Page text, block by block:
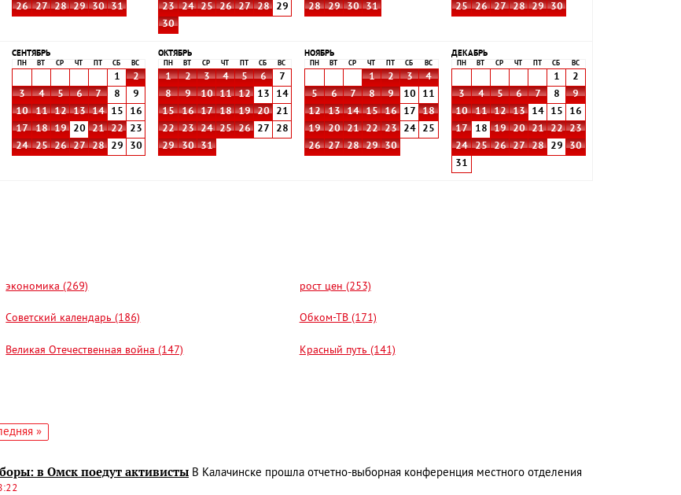
26
27 28 29 30 31
23
24 25 26 27 28
29
30
28
29 30 31
25
26 27 28 29 30
СЕНТЯБРЬ
ПН ВТ СР ЧТ СБ ВС
1
2
3
4 5 6 7 8
9
10
11 12 13 14 15
16
17
18 19 20 21 22
23
24
25 26 27 28 29 30
ОКТЯБРЬ
ПН ВТ СР ЧТ СБ ВС
1 2 3 4 5 6
7
8
9 10 11 12 13
14
15
16 17 18 19 20
21
22
23 24 25 26 27
28
29
30 31
НОЯБРЬ
ПН ВТ СР ЧТ СБ ВС
1 2 3
4
5
6 7 8 9 10
11
12
13 14 15 16 17
18
19
20 21 22 23 24
25
26
27 28 29 30
ДЕКАБРЬ
ПН ВТ СР ЧТ СБ ВС
1
2
3
4 5 6 7 8
9
10
11 12 13 14 15
16
17
18 19 20 21 22
23
24
25 26 27 28 29
30
31
экономика (269) рост цен (253)
Советский календарь (186) Обком-ТВ (171)
Великая Отечественная война (147) Красный путь (141)
»
в Омск поедут активисты В Калачинске прошла отчетно-выборная конференция местного отделения